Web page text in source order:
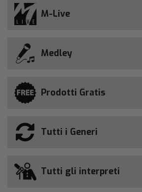
M-Live
Medley
Prodotti Gratis
Tutti i Generi
Tutti gli interpreti